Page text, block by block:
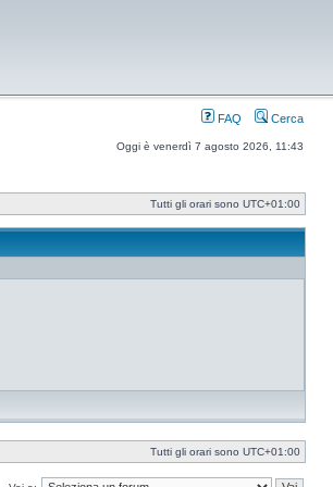
FAQ Cerca
Oggi è venerdì 7 agosto 2026, 11:43
Tutti gli orari sono UTC+01:00
Tutti gli orari sono UTC+01:00